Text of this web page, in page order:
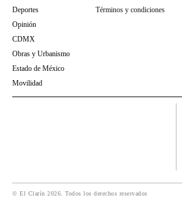
Deportes
Opinión
CDMX
Obras y Urbanismo
Estado de México
Movilidad
Términos y condiciones
© El Clarín 2026. Todos los derechos reservados